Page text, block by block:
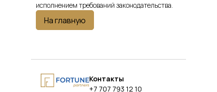
исполнением требований законодательства.
На главную
Контакты
+7 707 793 12 10